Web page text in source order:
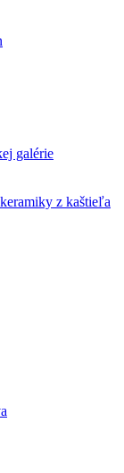
galérie
z kaštieľa